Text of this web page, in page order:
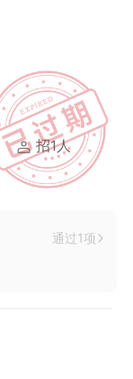
招1人
通过1项